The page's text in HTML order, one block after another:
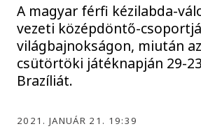
A magyar férfi kézilabda-
vezeti középdöntő-
világbajnokságon, miután
csütörtöki játéknapján 29-
Brazíliát.
2021. JANUÁR 21. 19:39